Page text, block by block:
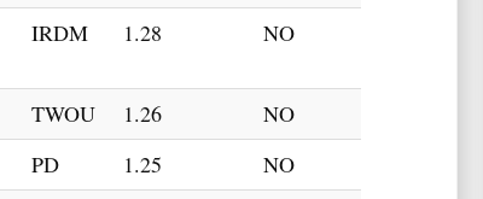
IRDM 1.28 NO
TWOU 1.26
NO
PD 1.25
NO